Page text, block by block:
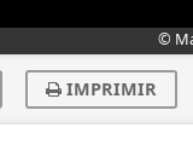
©
IMPRIMIR